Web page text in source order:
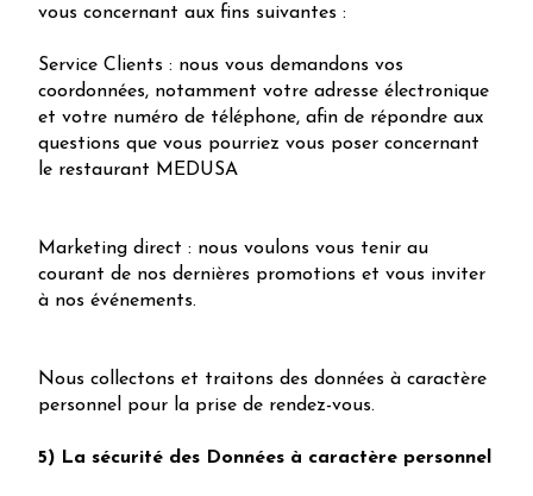
vous concernant aux fins suivantes :
Service Clients : nous vous demandons vos
coordonnées, notamment votre adresse électronique
et votre numéro de téléphone, afin de répondre aux
questions que vous pourriez vous poser concernant
le restaurant MEDUSA
Marketing direct : nous voulons vous tenir au
courant de nos dernières promotions et vous inviter
à nos événements.
Nous collectons et traitons des données à caractère
personnel pour la prise de rendez-vous.
5) La sécurité des Données à caractère personnel